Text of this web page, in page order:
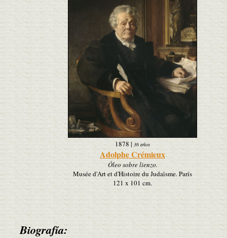
1878 | 36 años
Adolphe Crémieux
Óleo sobre lienzo.
Musée d'Art et d'Histoire du Judaïsme. París
121 x 101 cm.
Biografía: